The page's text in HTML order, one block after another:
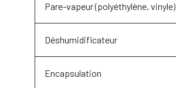
Pare-vapeur (polyéthylène, vinyle)
Déshumidificateur
Encapsulation